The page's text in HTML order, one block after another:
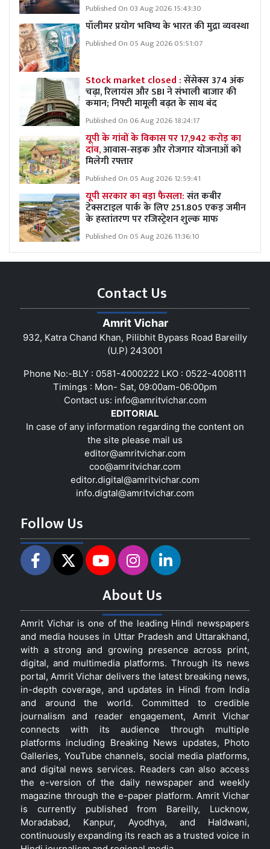
Published On 03 Aug 2026 15:43:30
पॉलीमर प्रयोग भविष्य के भारत की मुद्रा व्यवस्था
Published On 05 Aug 2026 05:51:07
Stock market closed :सेंसेक्स 374 अंक
चढ़ा, रिलायंस और SBI ने संभाली बाजार की
कमान; निफ्टी मामूली बढ़त के साथ बंद
Published On 06 Aug 2026 18:24:17
यूपी के गांवों के विकास पर 17,942 करोड़ का
दांव,आवास-सड़क और रोजगार योजनाओं को
मिलेगी रफ्तार
Published On 05 Aug 2026 12:59:41
यूपी सरकार का बड़ा फैसला:संत कबीर
टेक्सटाइल पार्क के लिए 251.805 एकड़ जमीन
के हस्तांतरण पर रजिस्ट्रेशन शुल्क माफ
Published On 05 Aug 2026 11:36:10
Contact Us
Amrit Vichar
932, Katra Chand Khan, Pilibhit Bypass Road Bareilly
(U.P) 243001
Phone No:-BLY : 0581-4000222 LKO : 0522-4008111
Timings : Mon- Sat, 09:00am-06:00pm
Contact us: info@amritvichar.com
EDITORIAL
In case of any information regarding the content on
the site please mail us
editor@amritvichar.com
coo@amritvichar.com
editor.digital@amritvichar.com
info.digtal@amritvichar.com
Follow Us
About Us
Amrit Vichar is one of the leading Hindi newspapers
and media houses in Uttar Pradesh and Uttarakhand,
with a strong and growing presence across print,
digital, and multimedia platforms. Through its news
portal, Amrit Vichar delivers the latest breaking news,
in-depth coverage, and updates in Hindi from India
and around the world. Committed to credible
journalism and reader engagement, Amrit Vichar
connects with its audience through multiple
platforms including Breaking News updates, Photo
Galleries, YouTube channels, social media platforms,
and digital news services. Readers can also access
the e-version of the daily newspaper and weekly
magazine through the e-paper platform. Amrit Vichar
is currently published from Bareilly, Lucknow,
Moradabad, Kanpur, Ayodhya, and Haldwani,
continuously expanding its reach as a trusted voice in